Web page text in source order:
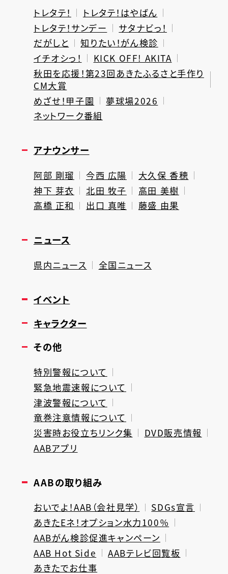
トレタテ！
トレタテ！はやばん
トレタテ！サンデー
サタナビっ！
だがしと
知りたい！がん検診
イチオシっ！
KICK OFF! AKITA
秋田を応援！第23回あきたふるさと手作り
CM大賞
めざせ！甲子園
夢球場2026
ネットワーク番組
アナウンサー
阿部 剛瑠 今西 広陽
大久保 香穂
神下 芽衣
北田 牧子
高田 美樹
高橋 正和
出口 真唯 藤盛 由果
ニュース
県内ニュース 全国ニュース
イベント
キャラクター
その他
特別警報について
緊急地震速報について
津波警報について
竜巻注意情報について
災害時お役立ちリンク集
DVD販売情報
AABアプリ
AABの取り組み
おいでよ！AAB（会社見学）
SDGs宣言
あきたEネ！オプション水力100％
AABがん検診促進キャンペーン
AAB Hot Side
AABテレビ回覧板
あきたでお仕事